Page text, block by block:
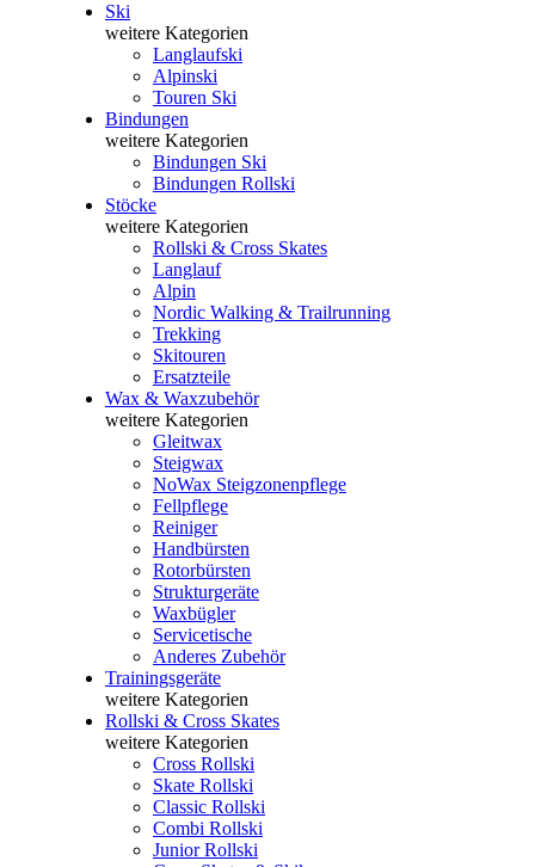
Ski
weitere Kategorien
Langlaufski
Alpinski
Touren Ski
Bindungen
weitere Kategorien
Bindungen Ski
Bindungen Rollski
Stöcke
weitere Kategorien
Rollski & Cross Skates
Langlauf
Alpin
Nordic Walking & Trailrunning
Trekking
Skitouren
Ersatzteile
Wax & Waxzubehör
weitere Kategorien
Gleitwax
Steigwax
NoWax Steigzonenpflege
Fellpflege
Reiniger
Handbürsten
Rotorbürsten
Strukturgeräte
Waxbügler
Servicetische
Anderes Zubehör
Trainingsgeräte
weitere Kategorien
Rollski & Cross Skates
weitere Kategorien
Cross Rollski
Skate Rollski
Classic Rollski
Combi Rollski
Junior Rollski